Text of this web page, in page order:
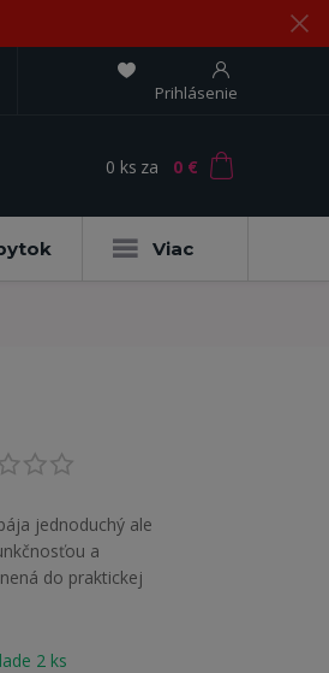
Prihlásenie
0 ks za 0 €
Viac
jednoduchý ale
a
do praktickej
2 ks